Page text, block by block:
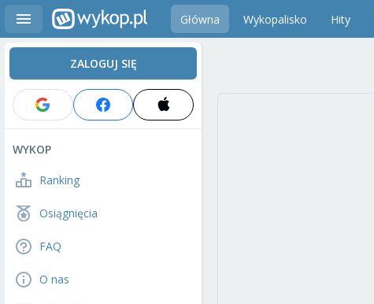
Główna Wykopalisko Hity
ZALOGUJ SIĘ
WYKOP
Ranking
Osiągnięcia
FAQ
O nas